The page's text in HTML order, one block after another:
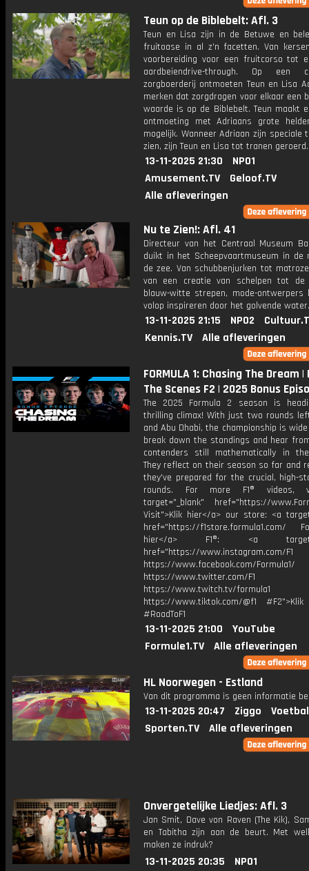
Teun op de Biblebelt: Afl. 3
Teun en Lisa zijn in de Betuwe en
fruitoase in al z'n facetten. Van
voorbereiding voor een fruitcorso tot
aardbeiendrive-through. Op een
zorgboerderij ontmoeten Teun en Lisa
merken dat zorgdragen voor elkaar een
waarde is op de Biblebelt. Teun maakt
ontmoeting met Adriaans grote
mogelijk. Wanneer Adriaan zijn speciale
zien, zijn Teun en Lisa tot tranen geroerd.
13-11-2025 21:30
NPO1
Amusement.TV
Geloof.TV
Alle afleveringen
Nu te Zien!: Afl. 41
Directeur van het Centraal Museum
duikt in het Scheepvaartmuseum in de
de zee. Van schubbenjurken tot
van een creatie van schelpen tot de
blauw-witte strepen, mode-ontwerpers
volop inspireren door het golvende water.
13-11-2025 21:15 NPO2
Kennis.TV
Alle afleveringen
FORMULA 1: Chasing The Dream
The Scenes F2 | 2025 Bonus
The 2025 Formula 2 season is
thrilling climax! With just two rounds
and Abu Dhabi, the championship is
break down the standings and hear
contenders still mathematically in
They reflect on their season so far and
they've prepared for the crucial, high-
rounds. For more F1® videos,
target="_blank" href="https://
Visit">Klik hier</a> our store: <a
href="https://f1store.formula1.com/
hier</a> F1®: <a
href="https://www.instagram.com/F1
https://www.facebook.com/Formula1/
https://www.twitter.com/F1
https://www.twitch.tv/formula1
https://www.tiktok.com/@f1
#RoadToF1
13-11-2025 21:00
YouTube
Formule1.TV
Alle afleveringen
HL Noorwegen - Estland
Van dit programma is geen informatie
13-11-2025 20:47 Ziggo
Sporten.TV
Alle afleveringen
Onvergetelijke Liedjes: Afl. 3
Jan Smit, Dave von Raven (The Kik),
en Tabitha zijn aan de beurt. Met
maken ze indruk?
13-11-2025 20:35
NPO1